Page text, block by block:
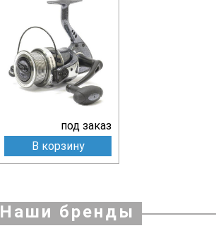
под заказ
В корзину
Наши бренды